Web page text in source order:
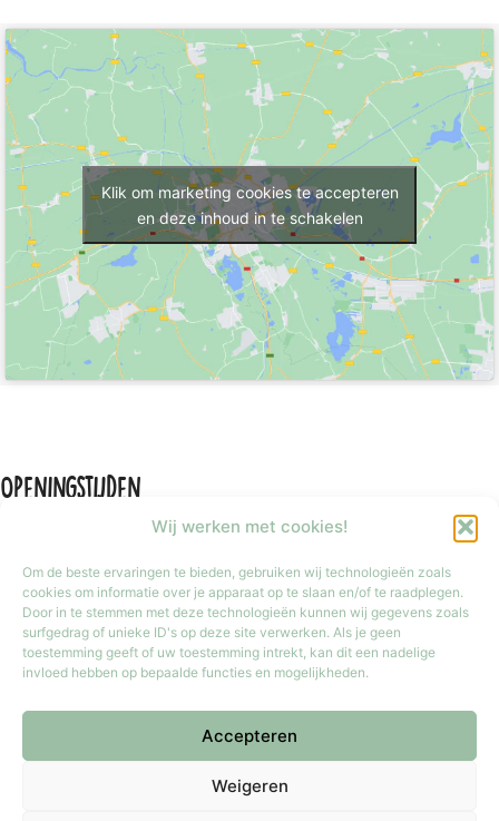
Wij werken met cookies!
Om de beste ervaringen te bieden, gebruiken wij technologieën zoals
cookies om informatie over je apparaat op te slaan en/of te raadplegen.
Door in te stemmen met deze technologieën kunnen wij gegevens zoals
surfgedrag of unieke ID's op deze site verwerken. Als je geen
toestemming geeft of uw toestemming intrekt, kan dit een nadelige
invloed hebben op bepaalde functies en mogelijkheden.
Accepteren
Weigeren
Klik om marketing cookies te accepteren
en deze inhoud in te schakelen
Openingstijden
Maandag
Gesloten
Dinsdag t/m vrijdag
9:30 tot 17:30
9:30 tot 17:00
Zondag
Iedere laatste zondag van de maand van 12:00 tot 17:00 geopend.
Copyright © 2026 Meester Mokka - Kinderboekenwinkel